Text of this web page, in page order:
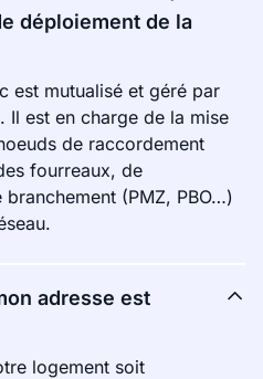
déploiement de la
est mutualisé et géré par
Il est en charge de la mise
de raccordement
fourreaux, de
(PMZ, PBO…)
adresse est
logement soit